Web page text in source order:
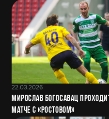
22.03.2026
Мирослав Богосавац
матче с «Ростовом»